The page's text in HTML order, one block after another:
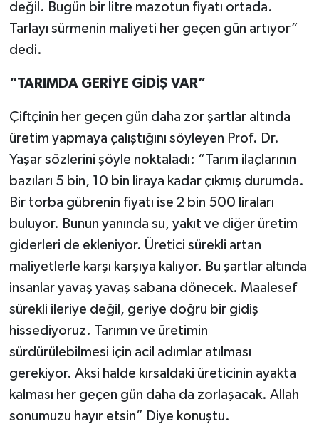
değil. Bugün bir litre mazotun fiyatı ortada.
Tarlayı sürmenin maliyeti her geçen gün artıyor”
dedi.
“TARIMDA GERİYE GİDİŞ VAR”
Çiftçinin her geçen gün daha zor şartlar altında
üretim yapmaya çalıştığını söyleyen Prof. Dr.
Yaşar sözlerini şöyle noktaladı: “Tarım ilaçlarının
bazıları 5 bin, 10 bin liraya kadar çıkmış durumda.
Bir torba gübrenin fiyatı ise 2 bin 500 liraları
buluyor. Bunun yanında su, yakıt ve diğer üretim
giderleri de ekleniyor. Üretici sürekli artan
maliyetlerle karşı karşıya kalıyor. Bu şartlar altında
insanlar yavaş yavaş sabana dönecek. Maalesef
sürekli ileriye değil, geriye doğru bir gidiş
hissediyoruz. Tarımın ve üretimin
sürdürülebilmesi için acil adımlar atılması
gerekiyor. Aksi halde kırsaldaki üreticinin ayakta
kalması her geçen gün daha da zorlaşacak. Allah
sonumuzu hayır etsin” Diye konuştu.